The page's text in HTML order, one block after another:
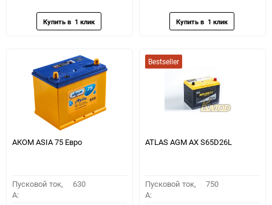
АКОМ ASIA 75 Евро
Пусковой ток,
A:
630
Bestseller
ATLAS AGM AX S65D26L
Пусковой ток,
A:
750